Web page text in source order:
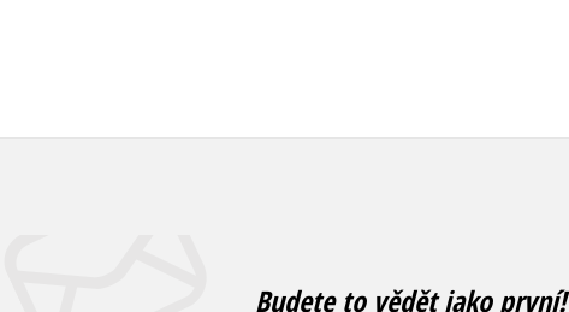
Budete to vědět jako první!